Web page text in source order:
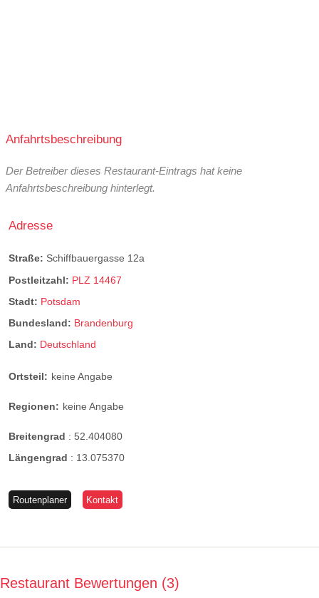
Anfahrtsbeschreibung
Der Betreiber dieses Restaurant-Eintrags hat keine
Anfahrtsbeschreibung hinterlegt.
Adresse
Straße: Schiffbauergasse 12a
Postleitzahl: PLZ 14467
Stadt: Potsdam
Bundesland: Brandenburg
Land: Deutschland
Ortsteil: keine Angabe
Regionen: keine Angabe
Breitengrad : 52.404080
Längengrad : 13.075370
Routenplaner Kontakt
Restaurant Bewertungen 3